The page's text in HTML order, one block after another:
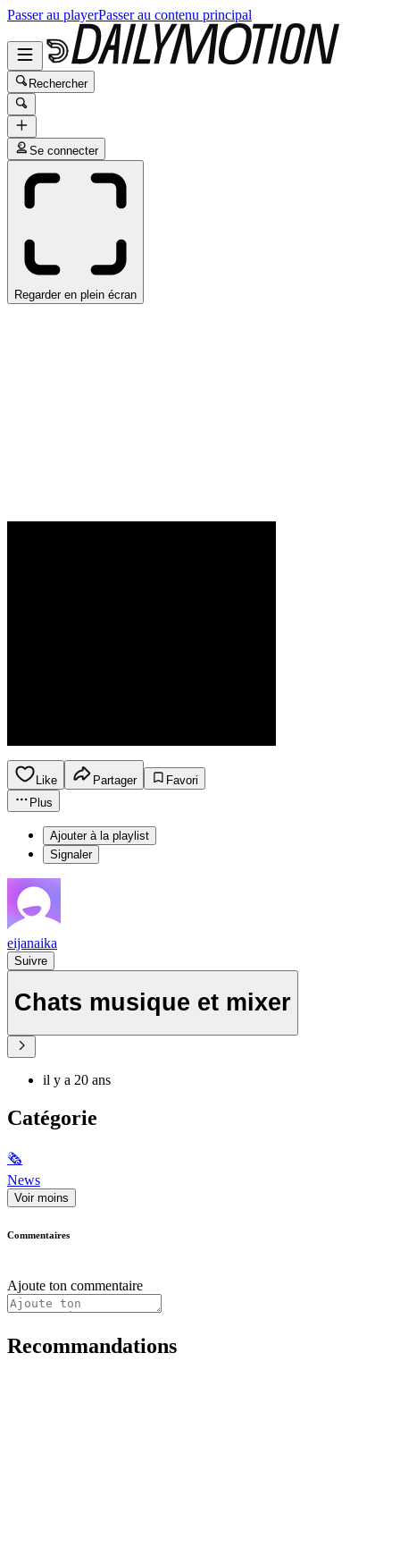
Passer au playerPasser au contenu principal
Rechercher
Se connecter
Regarder en plein écran
Like Partager
Favori
Plus
Ajouter à la playlist
Signaler
eijanaika
Suivre
Chats musique et mixer
il y a 20 ans
Catégorie
🗞
News
Voir moins
Commentaires
Ajoute ton commentaire
Recommandations